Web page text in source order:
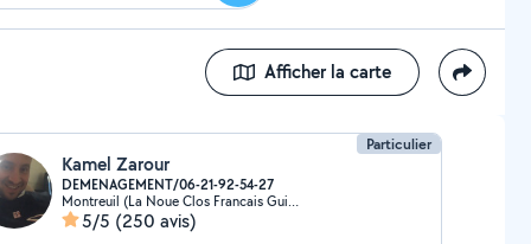
Afficher la carte
Particulier
Kamel Zarour
DEMENAGEMENT/06-21-92-54-27
Montreuil (La Noue Clos Francais Guilands 3)
5/5 (250 avis)